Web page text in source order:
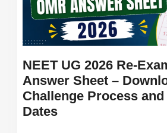
NEET UG 2026 Re-
Answer Sheet –
Challenge Process
DatesNEET